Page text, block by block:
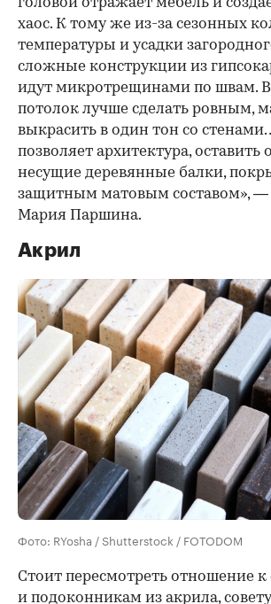
головой отражает мебель и
хаос. К тому же из-за сезонных
температуры и усадки
сложные конструкции из
идут микротрещинами по швам.
потолок лучше сделать ровным,
выкрасить в один тон со
позволяет архитектура,
несущие деревянные балки,
защитным матовым составом», —
Мария Паршина.
Акрил
Фото: RYosha / Shutterstock / FOTODOM
Стоит пересмотреть отношение
и подоконникам из акрила,